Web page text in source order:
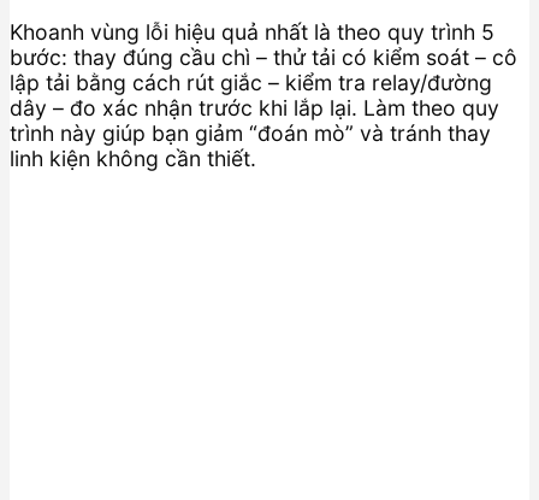
Khoanh vùng lỗi hiệu quả nhất là theo quy trình 5
bước: thay đúng cầu chì – thử tải có kiểm soát – cô
lập tải bằng cách rút giắc – kiểm tra relay/đường
dây – đo xác nhận trước khi lắp lại. Làm theo quy
trình này giúp bạn giảm “đoán mò” và tránh thay
linh kiện không cần thiết.